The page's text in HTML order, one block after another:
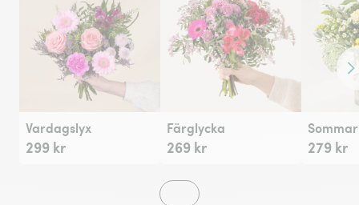
Vardagslyx
299 kr
Färglycka
269 kr 279 kr